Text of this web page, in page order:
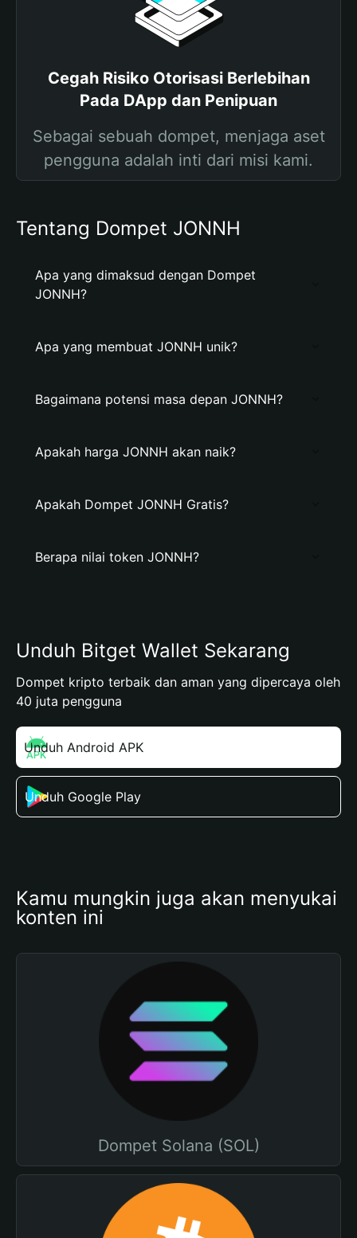
Cegah Risiko Otorisasi Berlebihan
Pada DApp dan Penipuan
Sebagai sebuah dompet, menjaga aset
pengguna adalah inti dari misi kami.
Tentang Dompet JONNH
Apa yang dimaksud dengan Dompet
JONNH?
Apa yang membuat JONNH unik?
Bagaimana potensi masa depan JONNH?
Apakah harga JONNH akan naik?
Apakah Dompet JONNH Gratis?
Berapa nilai token JONNH?
Unduh Bitget Wallet Sekarang
Dompet kripto terbaik dan aman yang dipercaya oleh
40 juta pengguna
Unduh Android APK
Unduh Google Play
Kamu mungkin juga akan menyukai
konten ini
Dompet Solana (SOL)